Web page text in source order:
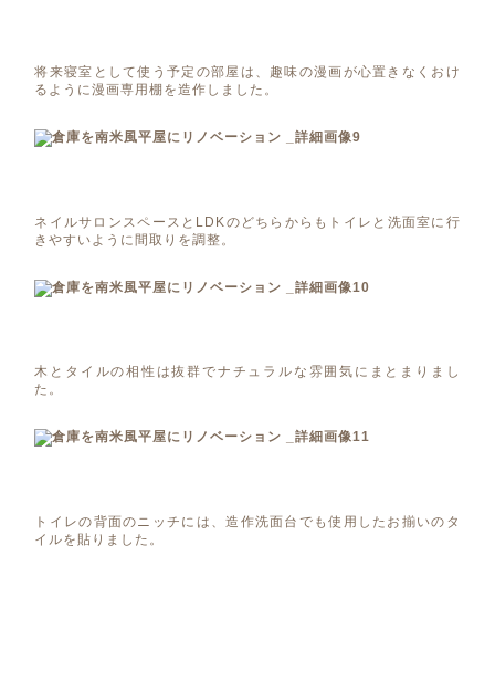
将来寝室として使う予定の部屋は、趣味の漫画が心置きなくおけ
るように漫画専用棚を造作しました。
ネイルサロンスペースとLDKのどちらからもトイレと洗面室に行
きやすいように間取りを調整。
木とタイルの相性は抜群でナチュラルな雰囲気にまとまりまし
た。
トイレの背面のニッチには、造作洗面台でも使用したお揃いのタ
イルを貼りました。